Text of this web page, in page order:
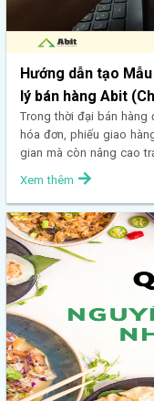
Hướng dẫn tạo
lý bán hàng Abit
Trong thời đại bán hàng
hóa đơn, phiếu giao
gian mà còn nâng cao
Xem thêm